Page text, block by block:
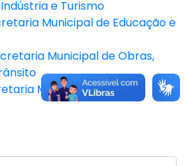
e Turismo
Municipal de Educação e
Municipal de Obras,
Municipal de Saúde